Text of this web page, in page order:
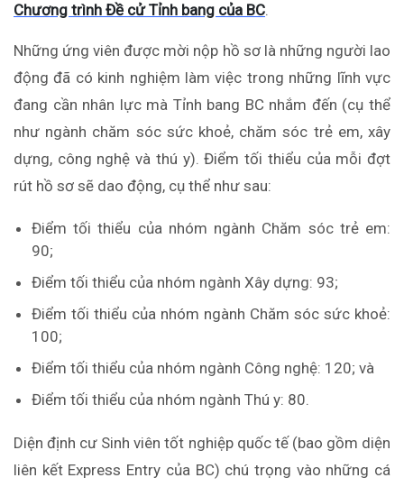
Chương trình Đề cử Tỉnh bang của BC.
Những ứng viên được mời nộp hồ sơ là những người lao
động đã có kinh nghiệm làm việc trong những lĩnh vực
đang cần nhân lực mà Tỉnh bang BC nhắm đến (cụ thể
như ngành chăm sóc sức khoẻ, chăm sóc trẻ em, xây
dựng, công nghệ và thú y). Điểm tối thiểu của mỗi đợt
rút hồ sơ sẽ dao động, cụ thể như sau:
Điểm tối thiểu của nhóm ngành Chăm sóc trẻ em:
90;
Điểm tối thiểu của nhóm ngành Xây dựng: 93;
Điểm tối thiểu của nhóm ngành Chăm sóc sức khoẻ:
100;
Điểm tối thiểu của nhóm ngành Công nghệ: 120; và
Điểm tối thiểu của nhóm ngành Thú y: 80.
Diện định cư Sinh viên tốt nghiệp quốc tế (bao gồm diện
liên kết Express Entry của BC) chú trọng vào những cá